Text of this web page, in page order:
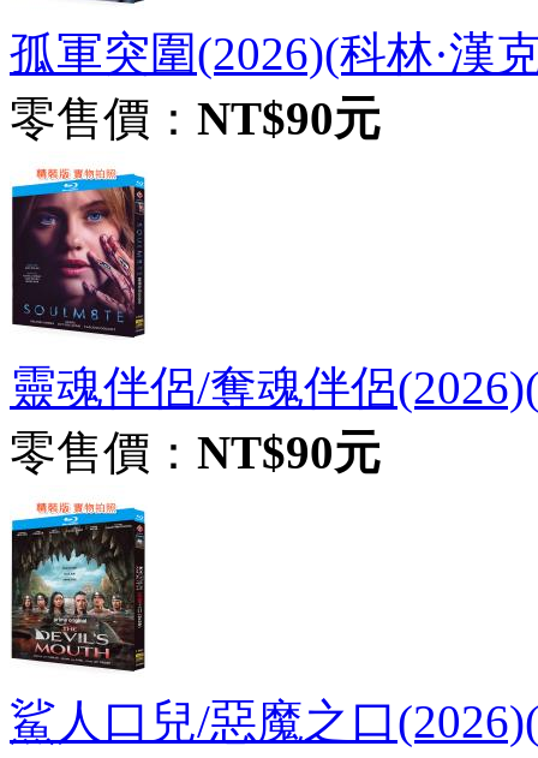
孤軍突圍(2026)(科林·漢
零售價： NT$90元
靈魂伴侶/奪魂伴侶
零售價： NT$90元
鯊人口兒/惡魔之口